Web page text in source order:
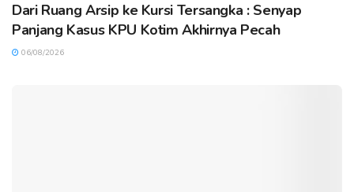
Dari Ruang Arsip ke Kursi Tersangka : Senyap
Panjang Kasus KPU Kotim Akhirnya Pecah
06/08/2026